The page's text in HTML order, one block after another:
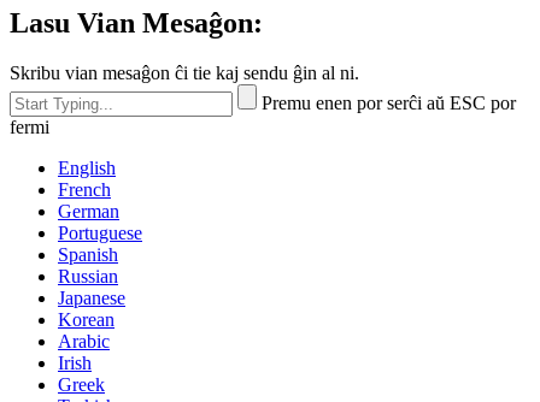
Lasu Vian Mesaĝon:
Skribu vian mesaĝon ĉi tie kaj sendu ĝin al ni.
Premu enen por serĉi aŭ ESC por
fermi
English
French
German
Portuguese
Spanish
Russian
Japanese
Korean
Arabic
Irish
Greek